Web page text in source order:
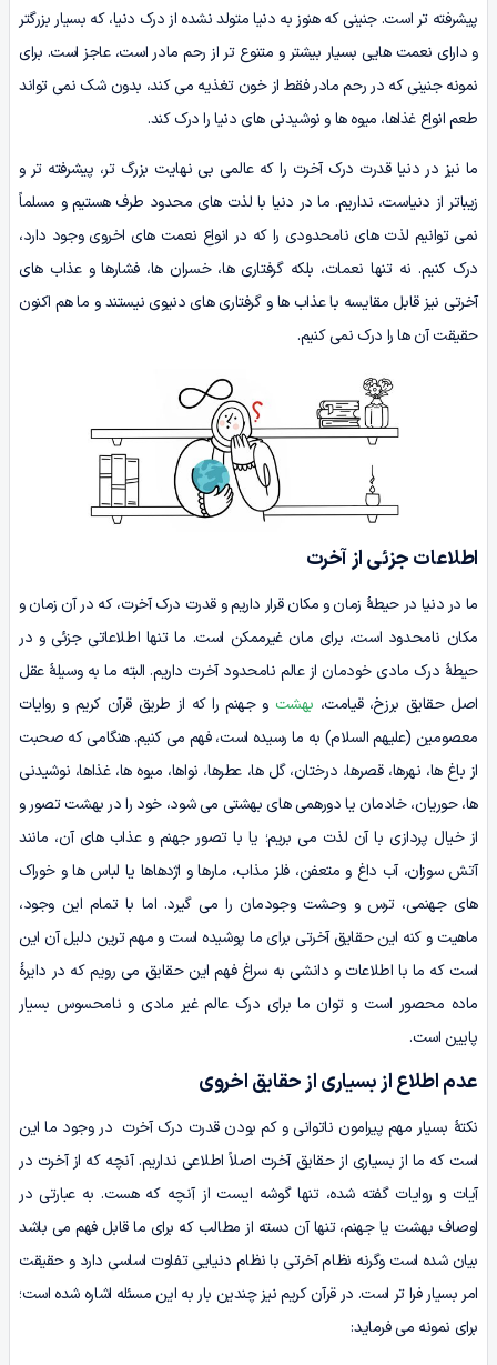
پیشرفته تر است. جنینی که هنوز به دنیا متولد نشده از درک دنیا، که بسیار بزرگتر
و دارای نعمت هایی بسیار بیشتر و متنوع تر از رحم مادر است، عاجز است. برای
نمونه جنینی که در رحم مادر فقط از خون تغذیه می کند، بدون شک نمی تواند
طعم انواع غذاها، میوه ها و نوشیدنی های دنیا را درک کند.
ما نیز در دنیا قدرت درک آخرت را که عالمی بی نهایت بزرگ تر، پیشرفته تر و
زیباتر از دنیاست، نداریم. ما در دنیا با لذت های محدود طرف هستیم و مسلماً
نمی توانیم لذت های نامحدودی را که در انواع نعمت های اخروی وجود دارد،
درک کنیم. نه تنها نعمات، بلکه گرفتاری ها، خسران ها، فشارها و عذاب های
آخرتی نیز قابل مقایسه با عذاب ها و گرفتاری های دنیوی نیستند و ما هم اکنون
حقیقت آن ها را درک نمی کنیم.
اطلاعات جزئی از آخرت
ما در دنیا در حیطۀ زمان و مکان قرار داریم و قدرت درک آخرت، که در آن زمان و
مکان نامحدود است، برای مان غیرممکن است. ما تنها اطلاعاتی جزئی و در
حیطۀ درک مادی خودمان از عالم نامحدود آخرت داریم. البته ما به وسیلۀ عقل
اصل حقایق برزخ، قیامت، بهشت و جهنم را که از طریق قرآن کریم و روایات
معصومین (علیهم السلام) به ما رسیده است، فهم می کنیم. هنگامی که صحبت
از باغ ها، نهرها، قصرها، درختان، گل ها، عطرها، نواها، میوه ها، غذاها، نوشیدنی
ها، حوریان، خادمان یا دورهمی های بهشتی می شود، خود را در بهشت تصور و
از خیال پردازی با آن لذت می بریم؛ یا با تصور جهنم و عذاب های آن، مانند
آتش سوزان، آب داغ و متعفن، فلز مذاب، مارها و اژدهاها یا لباس ها و خوراک
های جهنمی، ترس و وحشت وجودمان را می گیرد. اما با تمام این وجود،
ماهیت و کنه این حقایق آخرتی برای ما پوشیده است و مهم ترین دلیل آن این
است که ما با اطلاعات و دانشی به سراغ فهم این حقایق می رویم که در دایرۀ
ماده محصور است و توان ما برای درک عالم غیر مادی و نامحسوس بسیار
پایین است.
عدم اطلاع از بسیاری از حقایق اخروی
نکتۀ بسیار مهم پیرامون ناتوانی و کم بودن قدرت درک آخرت در وجود ما این
است که ما از بسیاری از حقایق آخرت اصلاً اطلاعی نداریم. آنچه که از آخرت در
آیات و روایات گفته شده، تنها گوشه ایست از آنچه که هست. به عبارتی در
اوصاف بهشت یا جهنم، تنها آن دسته از مطالب که برای ما قابل فهم می باشد
بیان شده است وگرنه نظام آخرتی با نظام دنیایی تفاوت اساسی دارد و حقیقت
امر بسیار فرا تر است. در قرآن کریم نیز چندین بار به این مسئله اشاره شده است؛
برای نمونه می فرماید: